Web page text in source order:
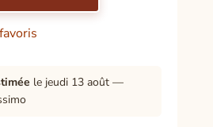
le jeudi 13 août —